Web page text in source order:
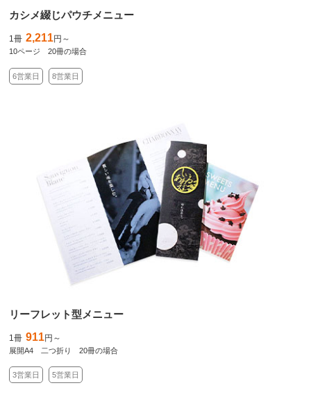
カシメ綴じパウチメニュー
1冊 2,211円～
10ページ 20冊の場合
6営業日 8営業日
リーフレット型メニュー
1冊 911円～
展開A4 二つ折り 20冊の場合
3営業日 5営業日